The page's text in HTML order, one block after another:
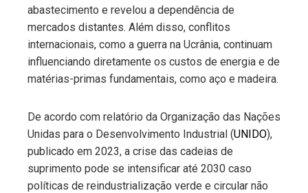
abastecimento e revelou a dependência de
mercados distantes. Além disso, conflitos
internacionais, como a guerra na Ucrânia, continuam
influenciando diretamente os custos de energia e de
matérias-primas fundamentais, como aço e madeira.
De acordo com relatório da Organização das Nações
Unidas para o Desenvolvimento Industrial (UNIDO),
publicado em 2023, a crise das cadeias de
suprimento pode se intensificar até 2030 caso
políticas de reindustrialização verde e circular não